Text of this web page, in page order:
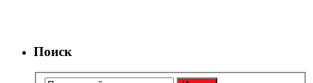
Поиск